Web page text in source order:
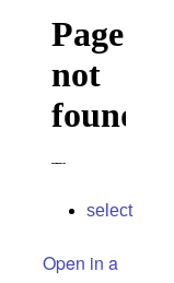
select
Open in a